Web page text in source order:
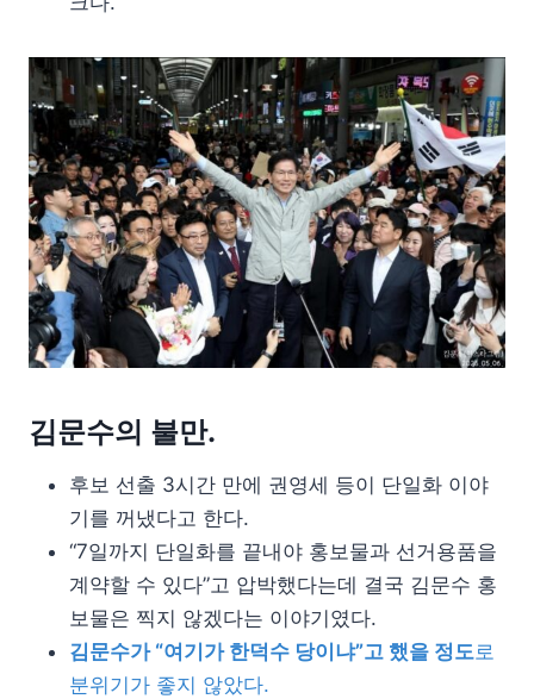
김문수의 불만.
후보 선출 3시간 만에 권영세 등이 단일화 이야
기를 꺼냈다고 한다.
“7일까지 단일화를 끝내야 홍보물과 선거용품을
계약할 수 있다”고 압박했다는데 결국 김문수 홍
보물은 찍지 않겠다는 이야기였다.
김문수가 “여기가 한덕수 당이냐”고 했을 정도로
분위기가 좋지 않았다.